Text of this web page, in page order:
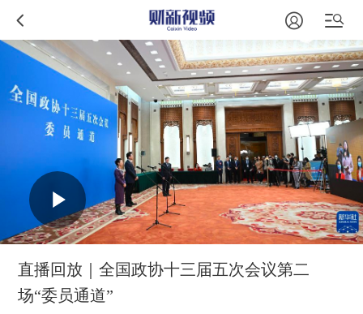
直播回放｜全国政协十三届五次会议第二
场“委员通道”